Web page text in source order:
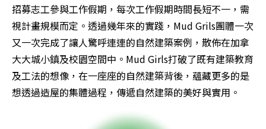
招募志工參與工作假期，每次工作假期時間長短不一，需
視計畫規模而定。透過幾年來的實踐，Mud Grils團體一次
又一次完成了讓人驚呼連連的自然建築案例，散佈在加拿
大大城小鎮及校園空間中。Mud Girls打破了既有建築教育
及工法的想像，在一座座的自然建築背後，蘊藏更多的是
想透過造屋的集體過程，傳遞自然建築的美好與實用。